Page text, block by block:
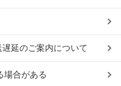
延のご案内について
場合がある